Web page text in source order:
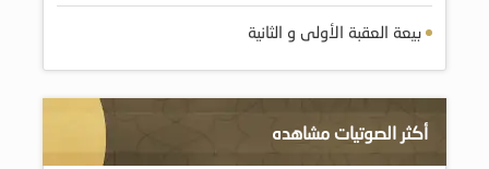
بيعة العقبة الأولى و الثانية
أكثر الصوتيات مشاهده